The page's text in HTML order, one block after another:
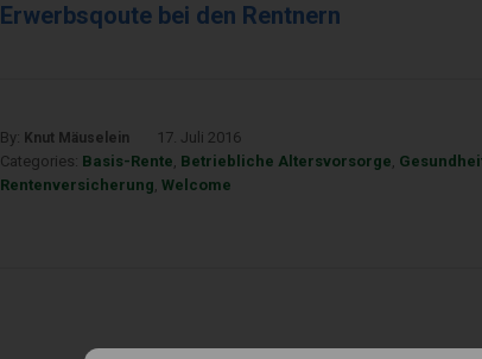
Erwerbsqoute bei den Rentnern
By: Knut Mäuselein
17. Juli 2016
Categories: Basis-Rente, Betriebliche Altersvorsorge,
Rentenversicherung, Welcome